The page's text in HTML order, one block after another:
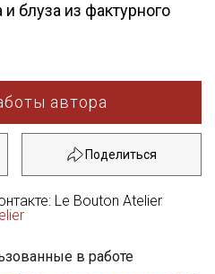
блуза из фактурного
автора
Le Bouton Atelier
в работе